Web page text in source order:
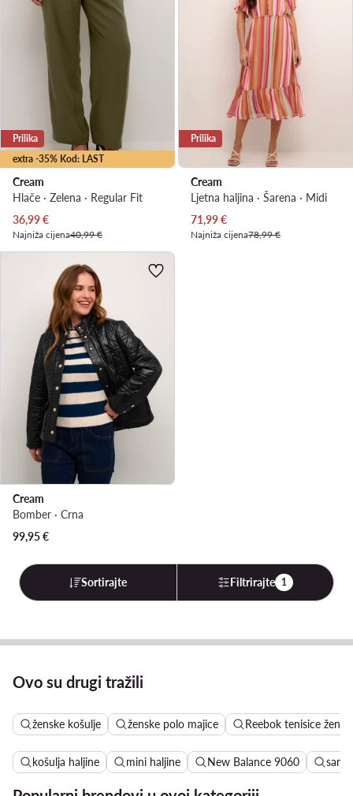
extra -35% Kod: LAST
Prilika
Cream
Hlače · Zelena · Regular Fit
Trenutna cijena
36,99€
Najniža cijena40,99 €
Prilika
Cream
Ljetna haljina · Šarena · Midi
Trenutna cijena
71,99€
Najniža cijena78,99 €
Cream
Bomber · Crna
99,95€
Sortirajte Filtrirajte 1
Ovo su drugi tražili
ženske košulje ženske polo majice Reebok tenisice
košulja haljine mini haljine New Balance 9060